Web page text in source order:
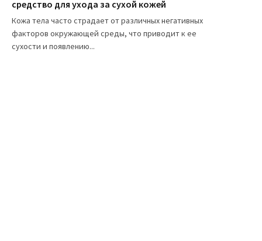
средство для ухода за сухой кожей
Кожа тела часто страдает от различных негативных
факторов окружающей среды, что приводит к ее
сухости и появлению...